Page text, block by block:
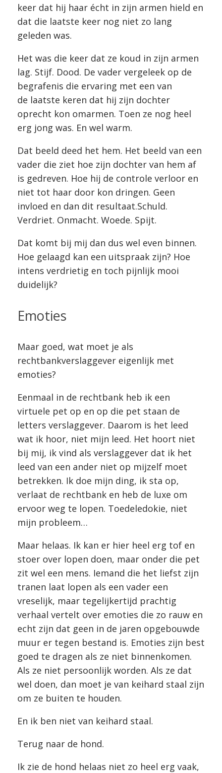
keer dat hij haar écht in zijn armen hield en
dat die laatste keer nog niet zo lang
geleden was.
Het was die keer dat ze koud in zijn armen
lag. Stijf. Dood. De vader vergeleek op de
begrafenis die ervaring met een van
de laatste keren dat hij zijn dochter
oprecht kon omarmen. Toen ze nog heel
erg jong was. En wel warm.
Dat beeld deed het hem. Het beeld van een
vader die ziet hoe zijn dochter van hem af
is gedreven. Hoe hij de controle verloor en
niet tot haar door kon dringen. Geen
invloed en dan dit resultaat.Schuld.
Verdriet. Onmacht. Woede. Spijt.
Dat komt bij mij dan dus wel even binnen.
Hoe gelaagd kan een uitspraak zijn? Hoe
intens verdrietig en toch pijnlijk mooi
duidelijk?
Emoties
Maar goed, wat moet je als
rechtbankverslaggever eigenlijk met
emoties?
Eenmaal in de rechtbank heb ik een
virtuele pet op en op die pet staan de
letters verslaggever. Daarom is het leed
wat ik hoor, niet mijn leed. Het hoort niet
bij mij, ik vind als verslaggever dat ik het
leed van een ander niet op mijzelf moet
betrekken. Ik doe mijn ding, ik sta op,
verlaat de rechtbank en heb de luxe om
ervoor weg te lopen. Toedeledokie, niet
mijn probleem…
Maar helaas. Ik kan er hier heel erg tof en
stoer over lopen doen, maar onder die pet
zit wel een mens. Iemand die het liefst zijn
tranen laat lopen als een vader een
vreselijk, maar tegelijkertijd prachtig
verhaal vertelt over emoties die zo rauw en
echt zijn dat geen in de jaren opgebouwde
muur er tegen bestand is. Emoties zijn best
goed te dragen als ze niet binnenkomen.
Als ze niet persoonlijk worden. Als ze dat
wel doen, dan moet je van keihard staal zijn
om ze buiten te houden.
En ik ben niet van keihard staal.
Terug naar de hond.
Ik zie de hond helaas niet zo heel erg vaak,